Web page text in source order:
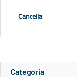
Cancella
Categoria